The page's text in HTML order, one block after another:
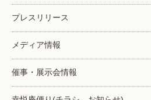
プレスリリース
メディア情報
催事・展示会情報